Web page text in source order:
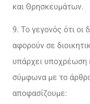
και Θρησκευμάτων.
9. Το γεγονός ότι οι
αφορούν σε
υπάρχει
σύμφωνα με το
αποφασίζουμε: